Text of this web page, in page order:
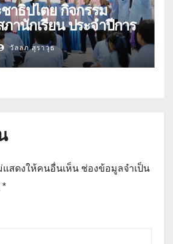
าธิปไตย กิจกรรม
านักเรียน ประจำปีการ
วัลลภ สุราวุธ
สดงให้คนอื่นเห็น ช่องข้อมูลจำเป็น
*